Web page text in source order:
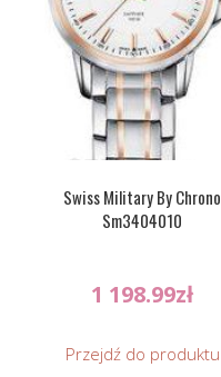
Swiss Military By Chrono
Sm3404010
1 198.99zł
Przejdź do produktu